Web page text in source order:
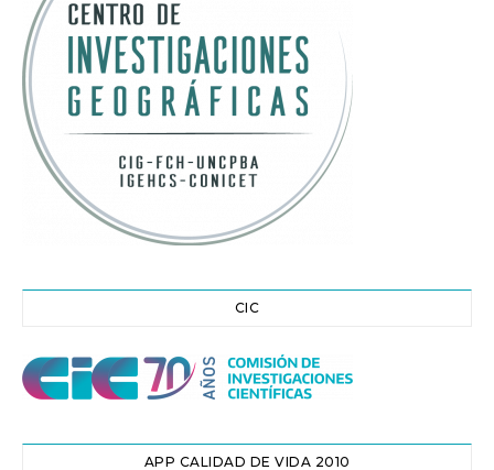
CIC
APP CALIDAD DE VIDA 2010